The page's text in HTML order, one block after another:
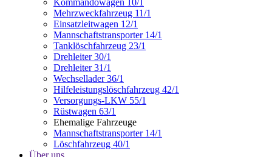
Kommandowagen 10/1
Mehrzweckfahrzeug 11/1
Einsatzleitwagen 12/1
Mannschaftstransporter 14/1
Tanklöschfahrzeug 23/1
Drehleiter 30/1
Drehleiter 31/1
Wechsellader 36/1
Hilfeleistungslöschfahrzeug 42/1
Versorgungs-LKW 55/1
Rüstwagen 63/1
Ehemalige Fahrzeuge
Mannschaftstransporter 14/1
Löschfahrzeug 40/1
Über uns